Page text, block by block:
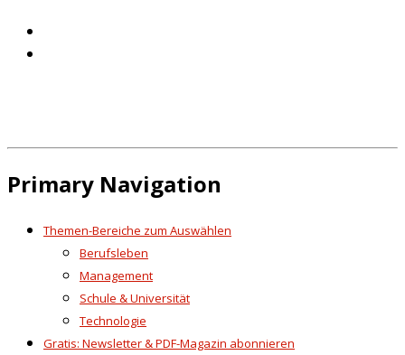
Primary Navigation
Themen-Bereiche zum Auswählen
Berufsleben
Management
Schule & Universität
Technologie
Gratis: Newsletter & PDF-Magazin abonnieren